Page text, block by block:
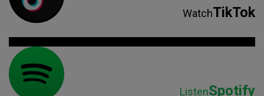
WatchTikTok
ListenSpotify